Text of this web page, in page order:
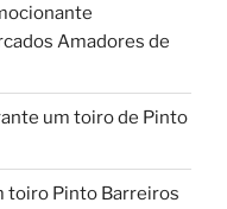
Amadores de
um toiro de Pinto
toiro Pinto Barreiros